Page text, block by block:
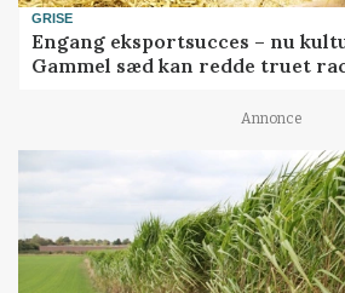
GRISE
Engang eksportsucces – nu
Gammel sæd kan redde truet
Annonce